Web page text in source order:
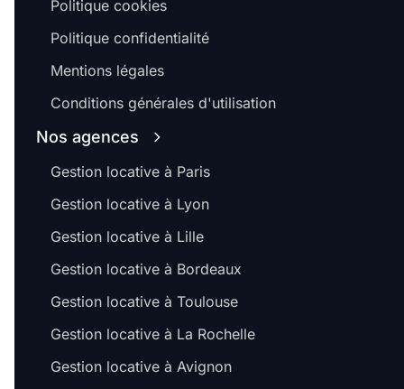
Politique cookies
Politique confidentialité
Mentions légales
Conditions générales d'utilisation
Nos agences
Gestion locative à Paris
Gestion locative à Lyon
Gestion locative à Lille
Gestion locative à Bordeaux
Gestion locative à Toulouse
Gestion locative à La Rochelle
Gestion locative à Avignon